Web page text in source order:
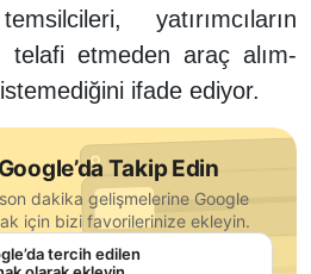
yatırımcıların
telafi etmeden araç alım-
ifade ediyor.
Takip Edin
dakika gelişmelerine Google
için bizi favorilerinize ekleyin.
tercih edilen